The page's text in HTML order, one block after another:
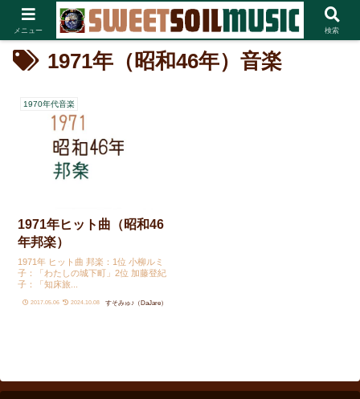
1971年（昭和46年）音楽
1970年代音楽
1971年ヒット曲（昭和46
年邦楽）
1971年 ヒット曲 邦楽：1位 小柳ルミ
子：「わたしの城下町」2位 加藤登紀
子：「知床旅...
2017.05.06 2024.10.08 すそみゅ♪（DaJare）
メニュー 検索